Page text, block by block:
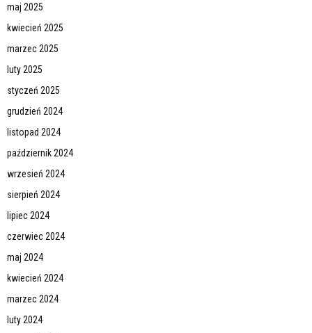
maj 2025
kwiecień 2025
marzec 2025
luty 2025
styczeń 2025
grudzień 2024
listopad 2024
październik 2024
wrzesień 2024
sierpień 2024
lipiec 2024
czerwiec 2024
maj 2024
kwiecień 2024
marzec 2024
luty 2024